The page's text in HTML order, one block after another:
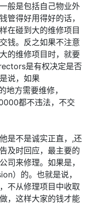
般是包括自己物业外
管得好用得好的话，
在碰到大的维修项目
钱。反之如果不注意
的维修项目时，就要
是有权决定是否
说，如果
方需要维修，
都不违法，不交
是不是诚实正直，,还
及时回应，最主要的
司来修理。如果是，
）的。也就是说，
不从修理项目中收取
，这样大家的钱才能